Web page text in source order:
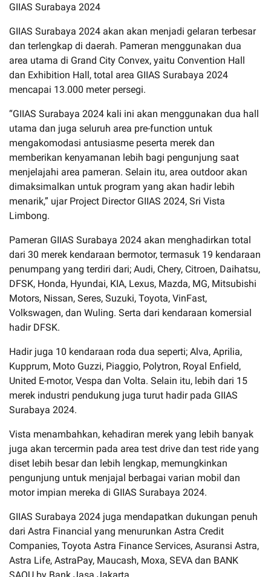
GIIAS Surabaya 2024
GIIAS Surabaya 2024 akan akan menjadi gelaran terbesar
dan terlengkap di daerah. Pameran menggunakan dua
area utama di Grand City Convex, yaitu Convention Hall
dan Exhibition Hall, total area GIIAS Surabaya 2024
mencapai 13.000 meter persegi.
“GIIAS Surabaya 2024 kali ini akan menggunakan dua hall
utama dan juga seluruh area pre-function untuk
mengakomodasi antusiasme peserta merek dan
memberikan kenyamanan lebih bagi pengunjung saat
menjelajahi area pameran. Selain itu, area outdoor akan
dimaksimalkan untuk program yang akan hadir lebih
menarik,” ujar Project Director GIIAS 2024, Sri Vista
Limbong.
Pameran GIIAS Surabaya 2024 akan menghadirkan total
dari 30 merek kendaraan bermotor, termasuk 19 kendaraan
penumpang yang terdiri dari; Audi, Chery, Citroen, Daihatsu,
DFSK, Honda, Hyundai, KIA, Lexus, Mazda, MG, Mitsubishi
Motors, Nissan, Seres, Suzuki, Toyota, VinFast,
Volkswagen, dan Wuling. Serta dari kendaraan komersial
hadir DFSK.
Hadir juga 10 kendaraan roda dua seperti; Alva, Aprilia,
Kupprum, Moto Guzzi, Piaggio, Polytron, Royal Enfield,
United E-motor, Vespa dan Volta. Selain itu, lebih dari 15
merek industri pendukung juga turut hadir pada GIIAS
Surabaya 2024.
Vista menambahkan, kehadiran merek yang lebih banyak
juga akan tercermin pada area test drive dan test ride yang
diset lebih besar dan lebih lengkap, memungkinkan
pengunjung untuk menjajal berbagai varian mobil dan
motor impian mereka di GIIAS Surabaya 2024.
GIIAS Surabaya 2024 juga mendapatkan dukungan penuh
dari Astra Financial yang menurunkan Astra Credit
Companies, Toyota Astra Finance Services, Asuransi Astra,
Astra Life, AstraPay, Maucash, Moxa, SEVA dan BANK
SAQU by Bank Jasa Jakarta.